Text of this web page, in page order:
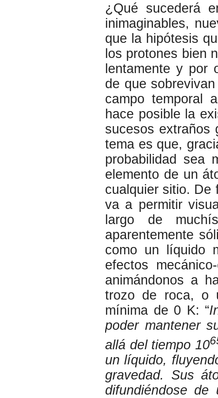
¿Qué sucederá
inimaginables,
que la hipótesis
los protones bien
lentamente y por
de que
campo temporal
hace posible la
sucesos extraños
tema es que,
probabilidad sea
elemento de un
cualquier sitio. De
va a permitir
largo de
aparentemente
como un líquido
efectos
animándonos a
trozo de roca, o
mínima de 0 K: “
poder mantener
allá del tiempo 10
un líquido,
gravedad. Sus
difundiéndose